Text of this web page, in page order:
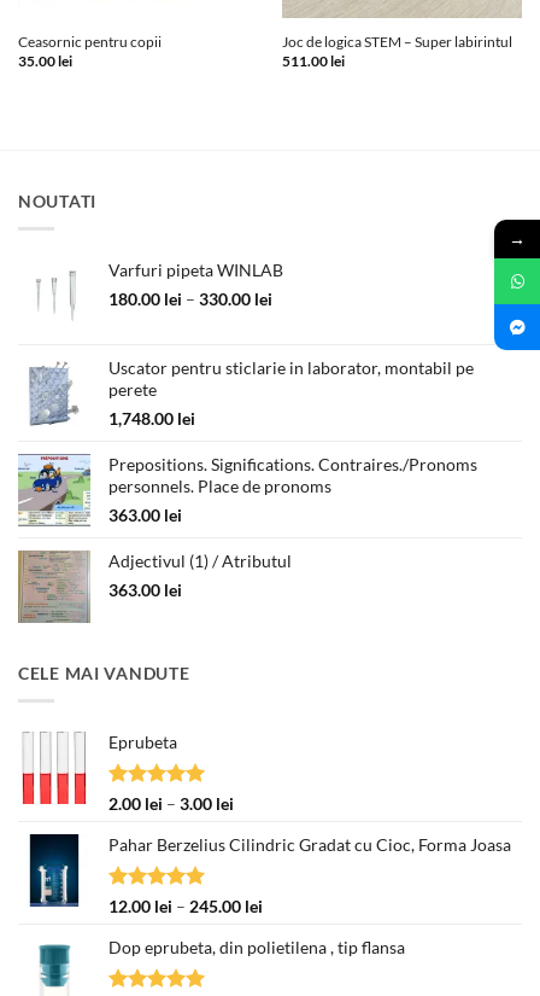
Ceasornic pentru copii
35.00lei
Joc de logica STEM – Super labirintul
511.00lei
NOUTATI
Varfuri pipeta WINLAB
180.00 lei – 330.00 lei
180.00 lei
Uscator pentru sticlarie in laborator, montabil pe
perete
1,748.00 lei
Prepositions. Significations. Contraires./Pronoms
personnels. Place de pronoms
363.00 lei
Adjectivul (1) / Atributul
363.00 lei
CELE MAI VANDUTE
Eprubeta
Evaluat la
2.00 lei – 3.00 lei
prețuri:
la
3.00 lei
Pahar Berzelius Cilindric Gradat cu Cioc, Forma Joasa
Evaluat la
12.00 lei – 245.00 lei
prețuri:
Dop eprubeta, din polietilena , tip flansa
→